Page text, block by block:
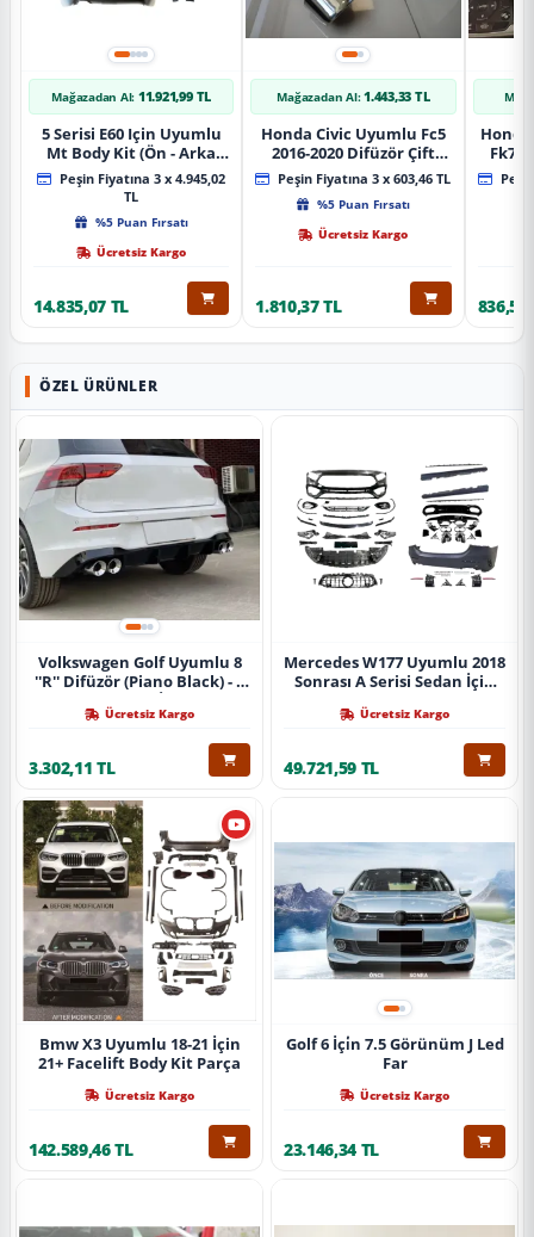
Mağazadan Al: 11.921,99 TL
5 Serisi E60 Için Uyumlu
Mt Body Kit (Ön - Arka
Tampon -Marspiyel )
Peşin Fiyatına 3 x 4.945,02
TL
%5 Puan Fırsatı
Ücretsiz Kargo
14.835,07 TL
Mağazadan Al: 1.443,33 TL
Honda Civic Uyumlu Fc5
2016-2020 Difüzör Çift
Çıkış İçin Egzoz Seti
Peşin Fiyatına 3 x 603,46 TL
%5 Puan Fırsatı
Ücretsiz Kargo
1.810,37 TL
Fk7
836,51
ÖZEL ÜRÜNLER
Volkswagen Golf Uyumlu 8
''R'' Difüzör (Piano Black) - 4
Paket İçin)
Ücretsiz Kargo
3.302,11 TL
Mercedes W177 Uyumlu 2018
Sonrası A Serisi Sedan İçin
Tamponlu Set)
Ücretsiz Kargo
49.721,59 TL
Bmw X3 Uyumlu 18-21 İçin
21+ Facelift Body Kit Parça
Ücretsiz Kargo
142.589,46 TL
Golf 6 İçi̇n 7.5 Görünüm J Led
Far
Ücretsiz Kargo
23.146,34 TL